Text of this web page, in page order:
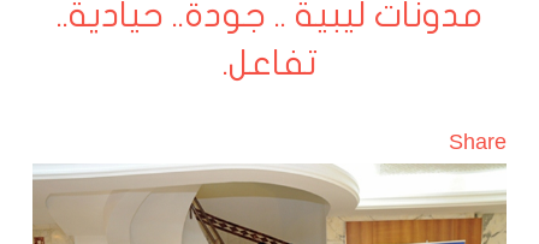
مدونات ليبية .. جودة.. حيادية..
تفاعل.
Share